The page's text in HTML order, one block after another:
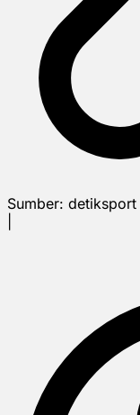
Sumber: detiksport